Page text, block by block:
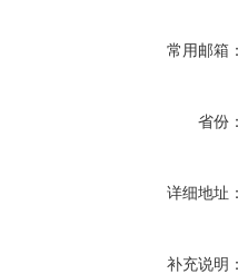
常用邮箱
省份
详细地址
补充说明